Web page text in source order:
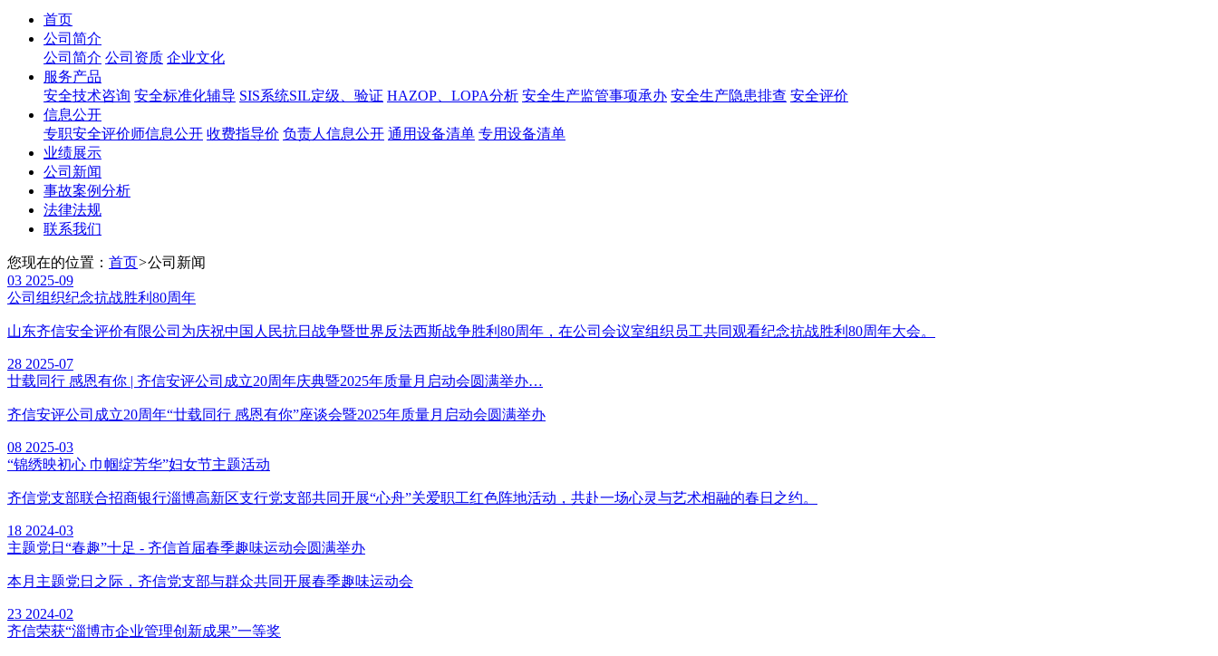
首页
公司简介
公司简介 公司资质 企业文化
服务产品
安全技术咨询 安全标准化辅导 SIS系统SIL定级、验证 HAZOP、LOPA分析 安全生产监管事项承办 安全生产隐患排查 安全评价
信息公开
专职安全评价师信息公开 收费指导价 负责人信息公开 通用设备清单 专用设备清单
业绩展示
公司新闻
事故案例分析
法律法规
联系我们
您现在的位置： 首页>公司新闻
03 2025-09
公司组织纪念抗战胜利80周年
山东齐信安全评价有限公司为庆祝中国人民抗日战争暨世界反法西斯战争胜利80周年，在公司会议室组织员工共同观看纪念抗战胜利80周年大会。
28 2025-07
廿载同行 感恩有你 | 齐信安评公司成立20周年庆典暨2025年质量月启动会圆满举办…
齐信安评公司成立20周年“廿载同行 感恩有你”座谈会暨2025年质量月启动会圆满举办
08 2025-03
“锦绣映初心 巾帼绽芳华”妇女节主题活动
齐信党支部联合招商银行淄博高新区支行党支部共同开展“心舟”关爱职工红色阵地活动，共赴一场心灵与艺术相融的春日之约。
18 2024-03
主题党日“春趣”十足 - 齐信首届春季趣味运动会圆满举办
本月主题党日之际，齐信党支部与群众共同开展春季趣味运动会
23 2024-02
齐信荣获“淄博市企业管理创新成果”一等奖